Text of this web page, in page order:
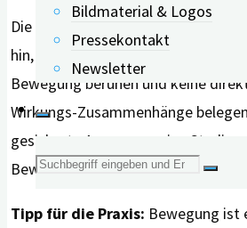
Bildmaterial & Logos
Pressekontakt
Newsletter
Suche
nach:
Die Autorinnen und Autoren weisen
hin, dass die meisten Studien auf
Bewegung beruhen und keine
Wirkungs-Zusammenhänge
gesicherte Aussagen seien Studien
Beweiskraft notwendig.
Tipp für die Praxis: Bewegung ist